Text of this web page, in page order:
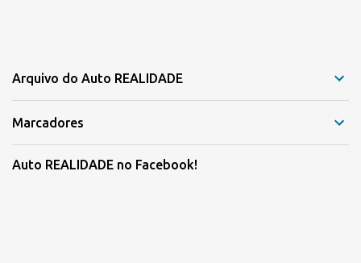
Arquivo do Auto REALIDADE
Marcadores
Auto REALIDADE no Facebook!